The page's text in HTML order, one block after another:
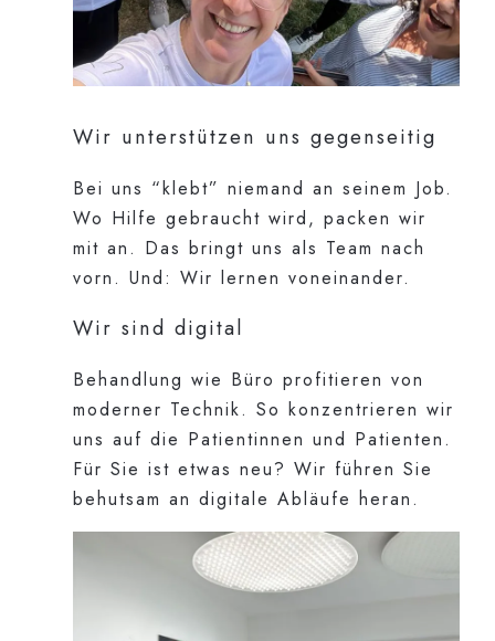
Wir unterstützen uns gegenseitig
Bei uns “klebt” niemand an seinem Job.
Wo Hilfe gebraucht wird, packen wir
mit an. Das bringt uns als Team nach
vorn. Und: Wir lernen voneinander.
Wir sind digital
Behandlung wie Büro profitieren von
moderner Technik. So konzentrieren wir
uns auf die Patientinnen und Patienten.
Für Sie ist etwas neu? Wir führen Sie
behutsam an digitale Abläufe heran.